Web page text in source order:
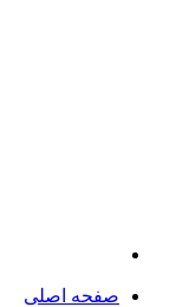
صفحه اصلی